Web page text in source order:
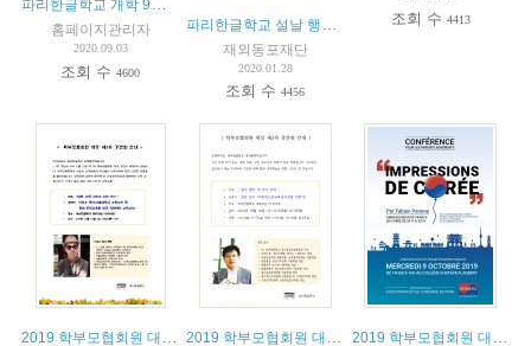
파리한글학교 개학 9월16일(수) 14시 - 총회 안내 및 회의록 2)
홈페이지관리자
2020.09.03
조회 수4600
재외동포재단
2020.01.28
조회 수4456
조회 수 4413